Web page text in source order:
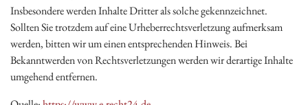
Insbesondere werden Inhalte Dritter als solche gekennzeichnet.
Sollten Sie trotzdem auf eine Urheberrechtsverletzung aufmerksam
werden, bitten wir um einen entsprechenden Hinweis. Bei
Bekanntwerden von Rechtsverletzungen werden wir derartige Inhalte
umgehend entfernen.